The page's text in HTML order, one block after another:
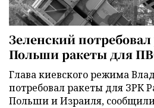
Зеленский
Польши ракеты для
Глава киевского режима
потребовал ракеты для ЗРК
Польши и Израиля,